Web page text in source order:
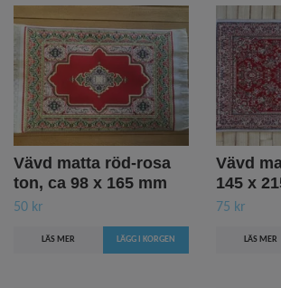
Vävd matta röd-rosa
ton, ca 98 x 165 mm
50 kr
LÄS MER
Vävd
145 x
75 kr
LÄS MER